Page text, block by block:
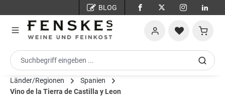
BLOG
Länder/Regionen
Spanien
Vino de la Tierra de Castilla y Leon